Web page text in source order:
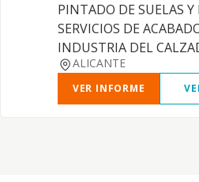
PINTADO DE SUELAS Y
SERVICIOS DE
INDUSTRIA DEL
ALICANTE
VER INFORME